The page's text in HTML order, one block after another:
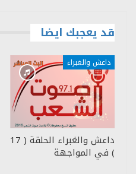
قد يعجبك ايضا
داعش والغبراء
داعش والغبراء الحلقة ( 17
) في المواجهة